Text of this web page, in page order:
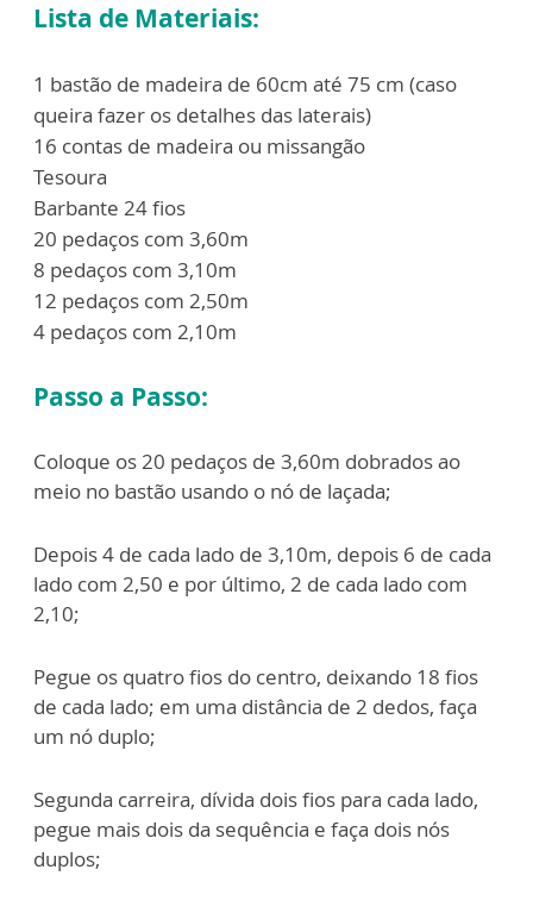
Lista de Materiais:
1 bastão de madeira de 60cm até 75 cm (caso
queira fazer os detalhes das laterais)
16 contas de madeira ou missangão
Tesoura
Barbante 24 fios
20 pedaços com 3,60m
8 pedaços com 3,10m
12 pedaços com 2,50m
4 pedaços com 2,10m
Passo a Passo:
Coloque os 20 pedaços de 3,60m dobrados ao
meio no bastão usando o nó de laçada;
Depois 4 de cada lado de 3,10m, depois 6 de cada
lado com 2,50 e por último, 2 de cada lado com
2,10;
Pegue os quatro fios do centro, deixando 18 fios
de cada lado; em uma distância de 2 dedos, faça
um nó duplo;
Segunda carreira, dívida dois fios para cada lado,
pegue mais dois da sequência e faça dois nós
duplos;